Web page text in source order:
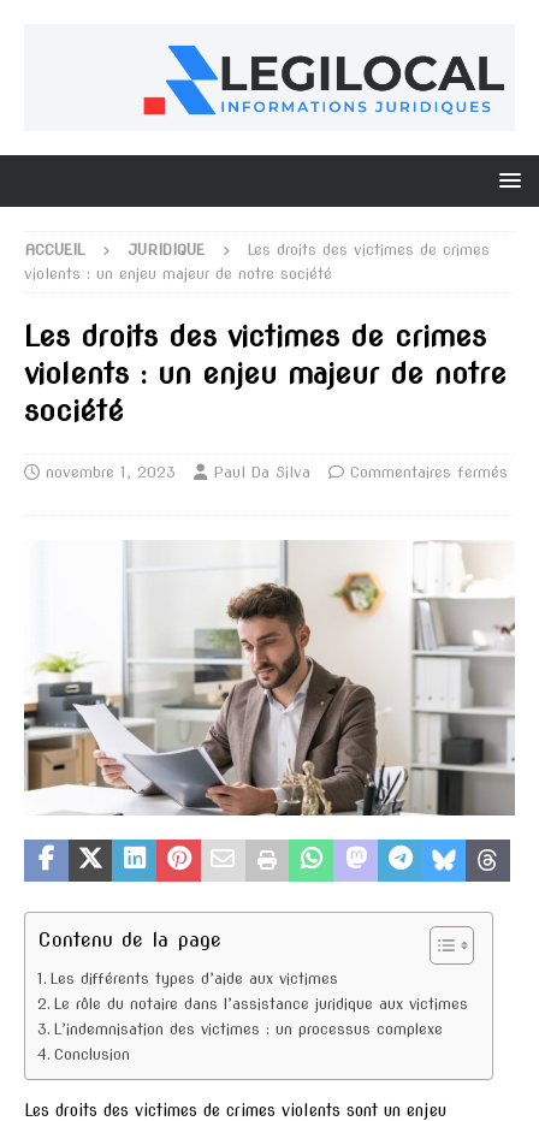
ACCUEIL JURIDIQUE
Les droits des victimes de crimes
violents : un enjeu majeur de notre société
Les droits des victimes de crimes
violents : un enjeu majeur de notre
société
novembre 1, 2023 Paul Da Silva Commentaires fermés
Contenu de la page
Les différents types d’aide aux victimes
Le rôle du notaire dans l’assistance juridique aux victimes
L’indemnisation des victimes : un processus complexe
Conclusion
Les droits des victimes de crimes violents sont un enjeu